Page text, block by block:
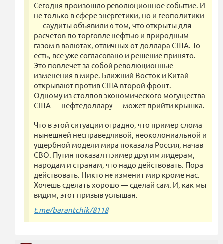
Сегодня произошло революционное событие. И
не только в сфере энергетики, но и геополитики
— саудиты объявили о том, что открыты для
расчетов по торговле нефтью и природным
газом в валютах, отличных от доллара США. То
есть, все уже согласовано и решение принято.
Это повлечет за собой революционные
изменения в мире. Ближний Восток и Китай
открывают против США второй фронт.
Одному из столпов экономического могущества
США — нефтедоллару — может прийти крышка.
Что в этой ситуации отрадно, что пример слома
нынешней несправедливой, неоколониальной и
ущербной модели мира показала Россия, начав
СВО. Путин показал пример другим лидерам,
народам и странам, что надо действовать. Пора
действовать. Никто не изменит мир кроме нас.
Хочешь сделать хорошо — сделай сам. И, как мы
видим, этот призыв услышан.
t.me/barantchik/8118